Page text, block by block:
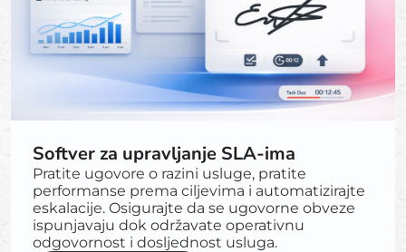
Softver za upravljanje SLA-ima
Pratite ugovore o razini usluge, pratite
performanse prema ciljevima i automatizirajte
eskalacije. Osigurajte da se ugovorne obveze
ispunjavaju dok održavate operativnu
odgovornost i dosljednost usluga.